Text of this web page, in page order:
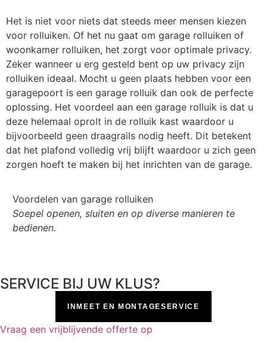
Het is niet voor niets dat steeds meer mensen kiezen
voor rolluiken. Of het nu gaat om garage rolluiken of
woonkamer rolluiken, het zorgt voor optimale privacy.
Zeker wanneer u erg gesteld bent op uw privacy zijn
rolluiken ideaal. Mocht u geen plaats hebben voor een
garagepoort is een garage rolluik dan ook de perfecte
oplossing. Het voordeel aan een garage rolluik is dat u
deze helemaal oprolt in de rolluik kast waardoor u
bijvoorbeeld geen draagrails nodig heeft. Dit betekent
dat het plafond volledig vrij blijft waardoor u zich geen
zorgen hoeft te maken bij het inrichten van de garage.
Voordelen van garage rolluiken
Soepel openen, sluiten en op diverse manieren te
bedienen.
SERVICE BIJ UW KLUS?
INMEET EN MONTAGESERVICE
Vraag een vrijblijvende offerte op